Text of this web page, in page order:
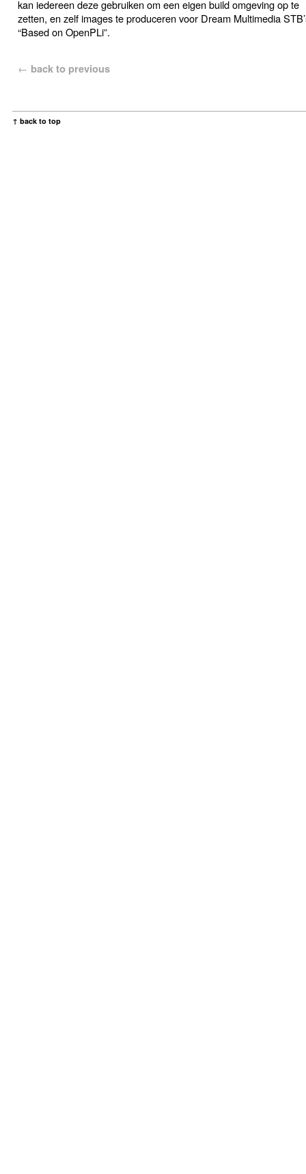
kan iedereen deze gebruiken om een eigen build omgeving op te
zetten, en zelf images te produceren voor Dream Multimedia
“Based on OpenPLi”.
← back to previous
↑ back to top